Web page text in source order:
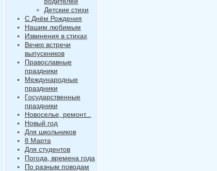
Детские стихи
С Днём Рождения
Нашим любимым
Извинения в стихах
Вечер встречи
выпускников
Православные
праздники
Международные
праздники
Государственные
праздники
Новоселье, ремонт...
Новый год
Для школьников
8 Марта
Для студентов
Погода, времена года
По разным поводам